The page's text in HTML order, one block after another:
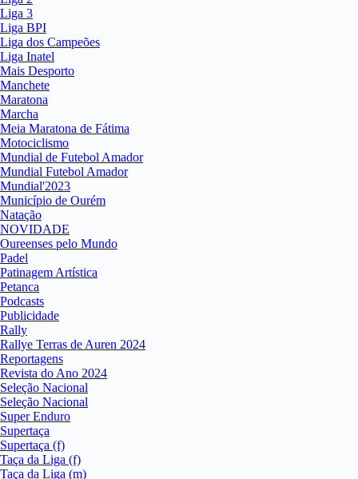
Liga 3
Liga BPI
Liga dos Campeões
Liga Inatel
Mais Desporto
Manchete
Maratona
Marcha
Meia Maratona de Fátima
Motociclismo
Mundial de Futebol Amador
Mundial Futebol Amador
Mundial'2023
Município de Ourém
Natação
NOVIDADE
Oureenses pelo Mundo
Padel
Patinagem Artística
Petanca
Podcasts
Publicidade
Rally
Rallye Terras de Auren 2024
Reportagens
Revista do Ano 2024
Seleção Nacional
Seleção Nacional
Super Enduro
Supertaça
Supertaça (f)
Taça da Liga (f)
Taça da Liga (m)